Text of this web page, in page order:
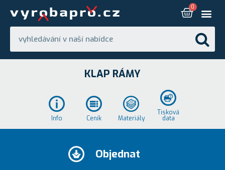
KLAP RÁMY
Info Ceník Materiály
Tisková
data
Objednat